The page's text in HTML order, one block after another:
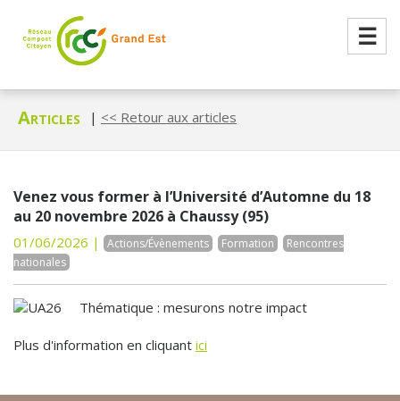
☰
Articles | << Retour aux articles
Venez vous former à l’Université d’Automne du 18
au 20 novembre 2026 à Chaussy (95)
01/06/2026 | Actions/Évènements Formation
Rencontres
nationales
Thématique : mesurons notre impact
Plus d'information en cliquant ici